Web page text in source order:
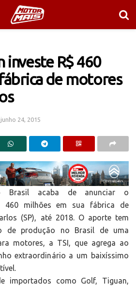
investe R$ 460
de motores
junho 24, 2015
Brasil acaba de anunciar o
460 milhões em sua fábrica de
(SP), até 2018. O aporte tem
de produção no Brasil de uma
motores, a TSI, que agrega ao
extraordinário a um baixíssimo
importados como Golf, Tiguan,